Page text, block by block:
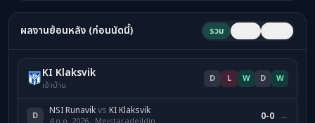
ผลงานย้อนหลัง (ก่อนนัดนี้) รวม
KI Klaksvik
เจ้าบ้าน
D L W D W
D NSI Runavikvs KI Klaksvik 0-0 →